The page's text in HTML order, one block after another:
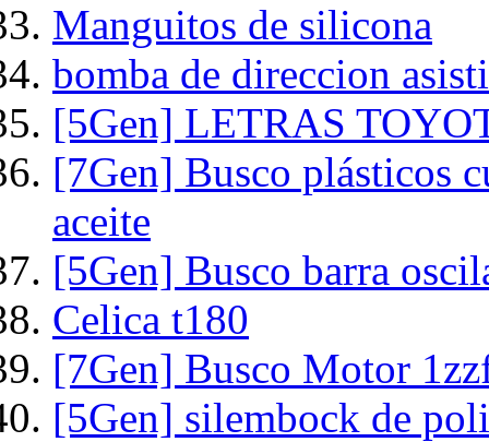
Manguitos de silicona
bomba de direccion
[5Gen] LETRAS
[7Gen] Busco plásticos
aceite
[5Gen] Busco barra
Celica t180
[7Gen] Busco Motor
[5Gen] silembock de